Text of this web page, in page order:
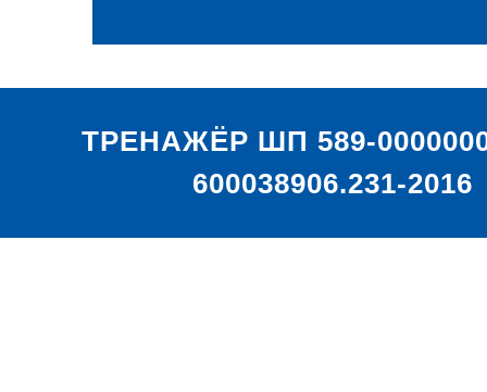
ТРЕНАЖЁР ШП 589-
600038906.231-2016